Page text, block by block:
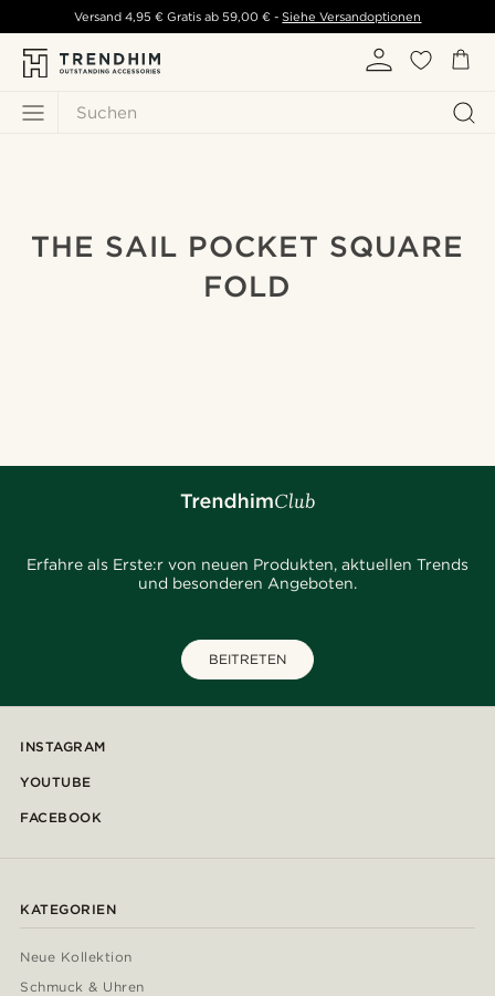
Suchen
Versand 4,95 € Gratis ab59,00 € - Siehe Versandoptionen
THE SAIL POCKET SQUARE
FOLD
Erfahre als Erste:r von neuen Produkten, aktuellen Trends
und besonderen Angeboten.
BEITRETEN
INSTAGRAM
YOUTUBE
FACEBOOK
KATEGORIEN
Neue Kollektion
Schmuck & Uhren